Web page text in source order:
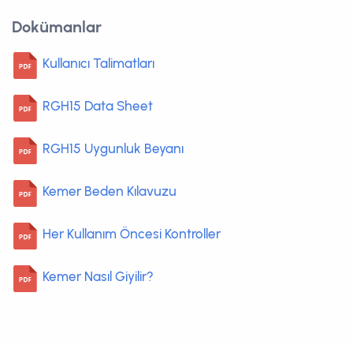
Dokümanlar
Kullanıcı Talimatları
RGH15 Data Sheet
RGH15 Uygunluk Beyanı
Kemer Beden Kılavuzu
Her Kullanım Öncesi Kontroller
Kemer Nasıl Giyilir?